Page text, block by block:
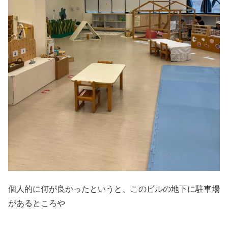
個人的に何が良かったというと、このビルの地下に駐車場
があるところや